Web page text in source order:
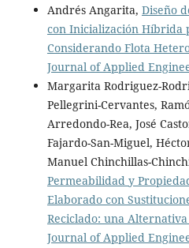
Andrés Angarita, Diseño
con Inicialización Híbrida
Considerando Flota
Journal of Applied
Margarita Rodriguez-
Pellegrini-Cervantes,
Arredondo-Rea, José
Fajardo-San-Miguel,
Manuel Chinchillas-
Permeabilidad y
Elaborado con
Reciclado: una Alternativa
Journal of Applied